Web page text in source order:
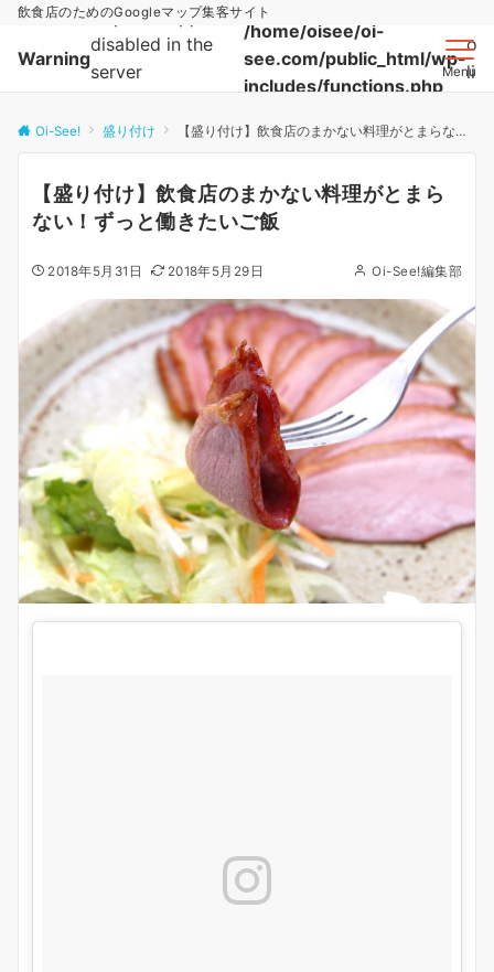
飲食店のためのGoogleマップ集客サイト
Warning
http:// wrapper is
disabled in the
server
allow_url_fopen=0
in
/home/oisee/oi-
see.com/public_html/wp-
includes/functions.php
on
line
Menu
Oi-See! 盛り付け 【盛り付け】飲食店のまかない料理がとまらない！ずっと働きたいご飯
【盛り付け】飲食店のまかない料理がとまら
ない！ずっと働きたいご飯
2018年5月31日 2018年5月29日 Oi-See!編集部